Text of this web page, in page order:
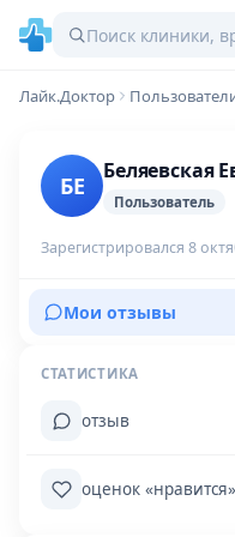
Лайк.Доктор
БЕ
Беляевская
Пользователь
Зарегистрировался 8
Мои отзывы
СТАТИСТИКА
отзыв
оценок «нравится»